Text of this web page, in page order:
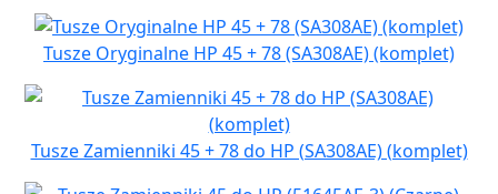
Tusze Oryginalne HP 45 + 78 (SA308AE) (komplet)
Tusze Zamienniki 45 + 78 do HP (SA308AE) (komplet)